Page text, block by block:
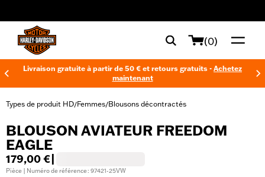
(0)
Livraison gratuite à partir de 50 € et retours gratuits - Achetez
maintenant
Types de produit HD/Femmes/Blousons décontractés
BLOUSON AVIATEUR FREEDOM
EAGLE
179,00 €
Pièce | Numéro de référence : 97421-25VW